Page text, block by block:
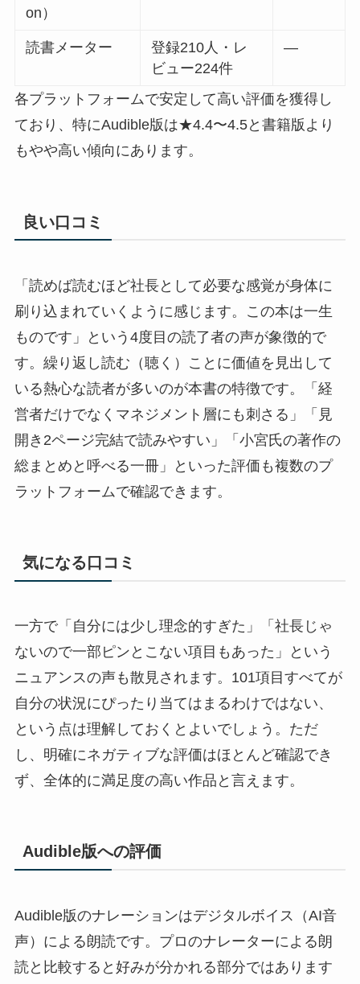
on）
読書メーター
登録210人・レ
ビュー224件
―
各プラットフォームで安定して高い評価を獲得し
ており、特にAudible版は★4.4〜4.5と書籍版より
もやや高い傾向にあります。
良い口コミ
「読めば読むほど社長として必要な感覚が身体に
刷り込まれていくように感じます。この本は一生
ものです」という4度目の読了者の声が象徴的で
す。繰り返し読む（聴く）ことに価値を見出して
いる熱心な読者が多いのが本書の特徴です。「経
営者だけでなくマネジメント層にも刺さる」「見
開き2ページ完結で読みやすい」「小宮氏の著作の
総まとめと呼べる一冊」といった評価も複数のプ
ラットフォームで確認できます。
気になる口コミ
一方で「自分には少し理念的すぎた」「社長じゃ
ないので一部ピンとこない項目もあった」という
ニュアンスの声も散見されます。101項目すべてが
自分の状況にぴったり当てはまるわけではない、
という点は理解しておくとよいでしょう。ただ
し、明確にネガティブな評価はほとんど確認でき
ず、全体的に満足度の高い作品と言えます。
Audible版への評価
Audible版のナレーションはデジタルボイス（AI音
声）による朗読です。プロのナレーターによる朗
読と比較すると好みが分かれる部分ではあります